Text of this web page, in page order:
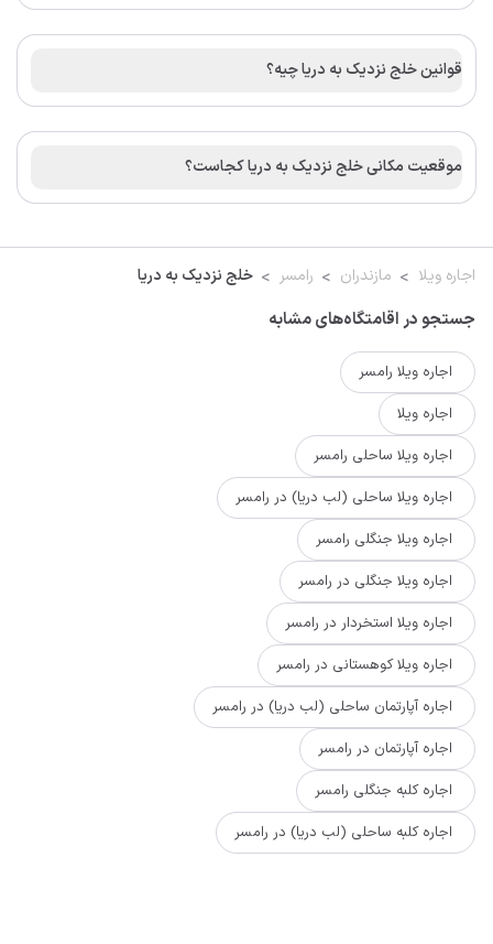
قوانین خلج نزدیک به دریا چیه؟
موقعیت مکانی خلج نزدیک به دریا کجاست؟
اجاره ویلا مازندران رامسر خلج نزدیک به دریا
جستجو در اقامتگاه‌های مشابه
اجاره ویلا رامسر
اجاره ویلا
اجاره ویلا ساحلی رامسر
اجاره ویلا ساحلی (لب دریا) در رامسر
اجاره ویلا جنگلی رامسر
اجاره ویلا جنگلی در رامسر
اجاره ویلا استخردار در رامسر
اجاره ویلا کوهستانی در رامسر
اجاره آپارتمان ساحلی (لب دریا) در رامسر
اجاره آپارتمان در رامسر
اجاره کلبه جنگلی رامسر
اجاره کلبه ساحلی (لب دریا) در رامسر